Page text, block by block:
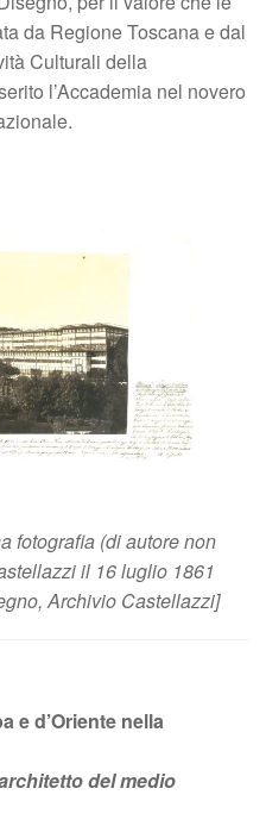
da Regione Toscana e dal
Culturali della
l’Accademia nel novero
fotografia (di autore non
il 16 luglio 1861
Archivio Castellazzi]
e d’Oriente nella
del medio